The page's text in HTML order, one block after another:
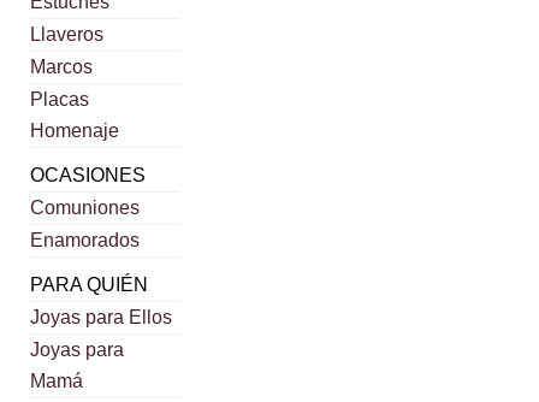
Llaveros
Marcos
Placas
Homenaje
OCASIONES
Comuniones
Enamorados
PARA QUIÉN
Joyas para Ellos
Joyas para
Mamá